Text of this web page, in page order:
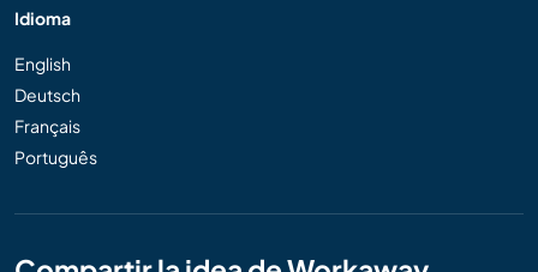
Idioma
English
Deutsch
Français
Português